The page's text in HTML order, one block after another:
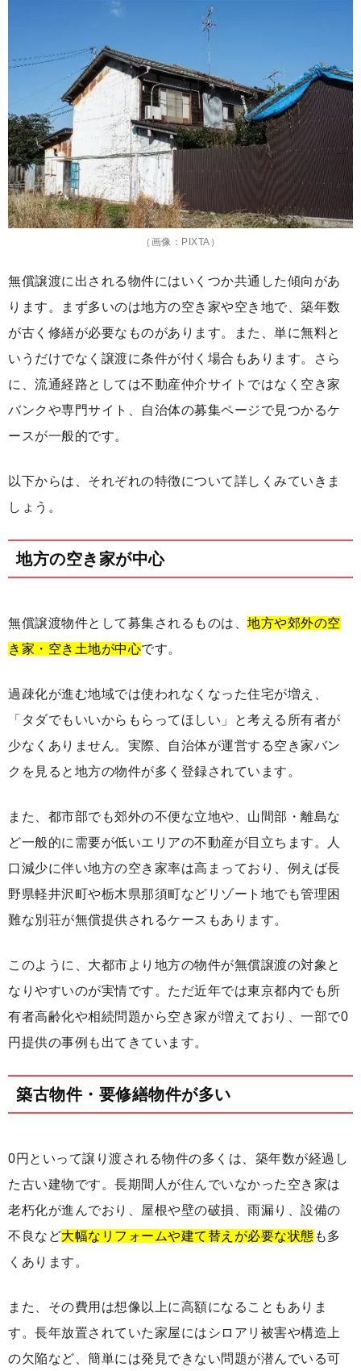
（画像：PIXTA）
無償譲渡に出される物件にはいくつか共通した傾向があ
ります。まず多いのは地方の空き家や空き地で、築年数
が古く修繕が必要なものがあります。また、単に無料と
いうだけでなく譲渡に条件が付く場合もあります。さら
に、流通経路としては不動産仲介サイトではなく空き家
バンクや専門サイト、自治体の募集ページで見つかるケ
ースが一般的です。
以下からは、それぞれの特徴について詳しくみていきま
しょう。
地方の空き家が中心
無償譲渡物件として募集されるものは、 地方や郊外の空
き家・空き土地が中心です。
過疎化が進む地域では使われなくなった住宅が増え、
「タダでもいいからもらってほしい」と考える所有者が
少なくありません。実際、自治体が運営する空き家バン
クを見ると地方の物件が多く登録されています。
また、都市部でも郊外の不便な立地や、山間部・離島な
ど一般的に需要が低いエリアの不動産が目立ちます。人
口減少に伴い地方の空き家率は高まっており、例えば長
野県軽井沢町や栃木県那須町などリゾート地でも管理困
難な別荘が無償提供されるケースもあります。
このように、大都市より地方の物件が無償譲渡の対象と
なりやすいのが実情です。ただ近年では東京都内でも所
有者高齢化や相続問題から空き家が増えており、一部で0
円提供の事例も出てきています。
築古物件・要修繕物件が多い
0円といって譲り渡される物件の多くは、築年数が経過し
た古い建物です。長期間人が住んでいなかった空き家は
老朽化が進んでおり、屋根や壁の破損、雨漏り、設備の
不良など大幅なリフォームや建て替えが必要な状態 も多
くあります。
また、その費用は想像以上に高額になることもありま
す。長年放置されていた家屋にはシロアリ被害や構造上
の欠陥など、簡単には発見できない問題が潜んでいる可